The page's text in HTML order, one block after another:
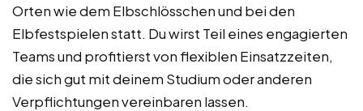
Orten wie dem Elbschlösschen und bei den
Elbfestspielen statt. Du wirst Teil eines engagierten
Teams und profitierst von flexiblen Einsatzzeiten,
die sich gut mit deinem Studium oder anderen
Verpflichtungen vereinbaren lassen.